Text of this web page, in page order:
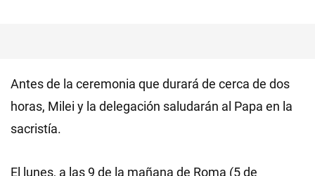
Antes de la ceremonia que durará de cerca de dos
horas, Milei y la delegación saludarán al Papa en la
sacristía.
El lunes, a las 9 de la mañana de Roma (5 de